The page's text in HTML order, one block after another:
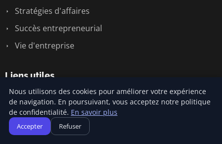
Stratégies d'affaires
Succès entrepreneurial
Vie d'entreprise
Liens utiles
Contact
Informations
Nous utilisons des cookies pour améliorer votre expérience
de navigation. En poursuivant, vous acceptez notre politique
de confidentialité. En savoir plus
Accepter Refuser